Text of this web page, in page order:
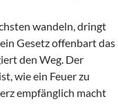
wandeln, dringt
Gesetz offenbart das
den Weg. Der
wie ein Feuer zu
empfänglich macht